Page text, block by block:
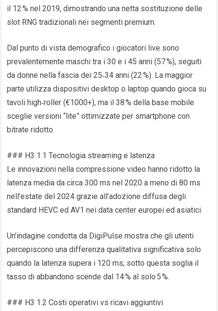
il 12 % nel 2019, dimostrando una netta sostituzione delle
slot RNG tradizionali nei segmenti premium.
Dal punto di vista demografico i giocatori live sono
prevalentemente maschi tra i 30 e i 45 anni (57 %), seguiti
da donne nella fascia dei 25‑34 anni (22 %). La maggior
parte utilizza dispositivi desktop o laptop quando gioca su
tavoli high‑roller (€1000+), ma il 38 % della base mobile
sceglie versioni “lite” ottimizzate per smartphone con
bitrate ridotto.
### H3 1.1 Tecnologia streaming e latenza
Le innovazioni nella compressione video hanno ridotto la
latenza media da circa 300 ms nel 2020 a meno di 80 ms
nell’estate del 2024 grazie all’adozione diffusa degli
standard HEVC ed AV1 nei data center europei ed asiatici.
Un’indagine condotta da DigiPulse mostra che gli utenti
percepiscono una differenza qualitativa significativa solo
quando la latenza supera i 120 ms; sotto questa soglia il
tasso di abbandono scende dal 14 % al solo 5 %.
### H3 1.2 Costi operativi vs ricavi aggiuntivi